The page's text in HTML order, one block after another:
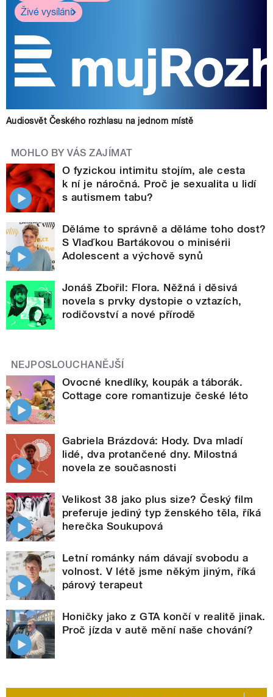
Živé vysílání
Audiosvět Českého rozhlasu na jednom místě
MOHLO BY VÁS ZAJÍMAT
O fyzickou intimitu stojím, ale cesta
k ní je náročná. Proč je sexualita u lidí
s autismem tabu?
Děláme to správně a děláme toho dost?
S Vlaďkou Bartákovou o minisérii
Adolescent a výchově synů
Jonáš Zbořil: Flora. Něžná i děsivá
novela s prvky dystopie o vztazích,
rodičovství a nové přírodě
NEJPOSLOUCHANĚJŠÍ
Ovocné knedlíky, koupák a táborák.
Cottage core romantizuje české léto
Gabriela Brázdová: Hody. Dva mladí
lidé, dva protančené dny. Milostná
novela ze současnosti
Velikost 38 jako plus size? Český film
preferuje jediný typ ženského těla, říká
herečka Soukupová
Letní románky nám dávají svobodu a
volnost. V létě jsme někým jiným, říká
párový terapeut
Honičky jako z GTA končí v realitě jinak.
Proč jízda v autě mění naše chování?